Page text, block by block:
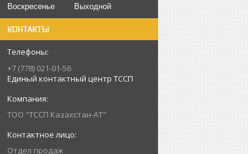
Воскресенье
Выходной
КОНТАКТЫ
+7 (778) 021-01-56
Единый контактный центр ТССП
ТОО "ТССП Казахстан-АТ"
Отдел продаж